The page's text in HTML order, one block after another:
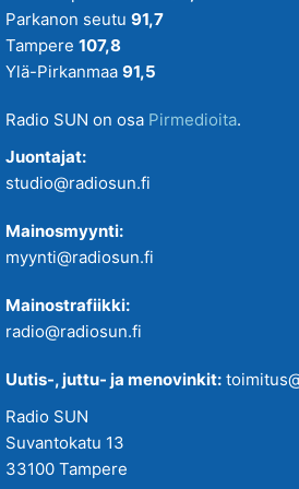
Parkanon seutu 91,7
Tampere 107,8
Ylä-Pirkanmaa 91,5
Radio SUN on osa Pirmedioita.
Juontajat:
studio@radiosun.fi
Mainosmyynti:
myynti@radiosun.fi
Mainostrafiikki:
radio@radiosun.fi
Uutis-, juttu- ja menovinkit:
Radio SUN
Suvantokatu 13
33100 Tampere